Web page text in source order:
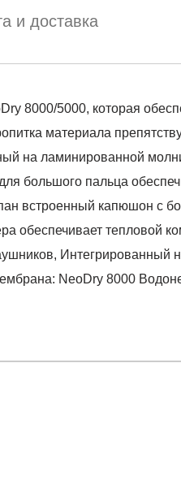
и доставка
5000, которая
материала
на ламинированной
большого пальца
встроенный капюшон с
обеспечивает тепловой
Интегрированный
NeoDry 8000